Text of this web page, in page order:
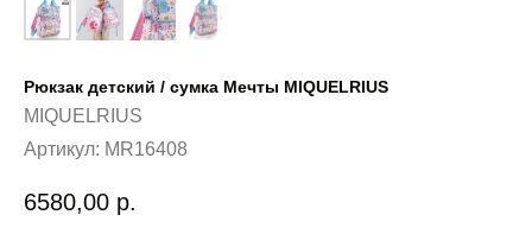
Рюкзак детский / сумка Мечты MIQUELRIUS
MIQUELRIUS
Артикул: MR16408
6580,00 р.